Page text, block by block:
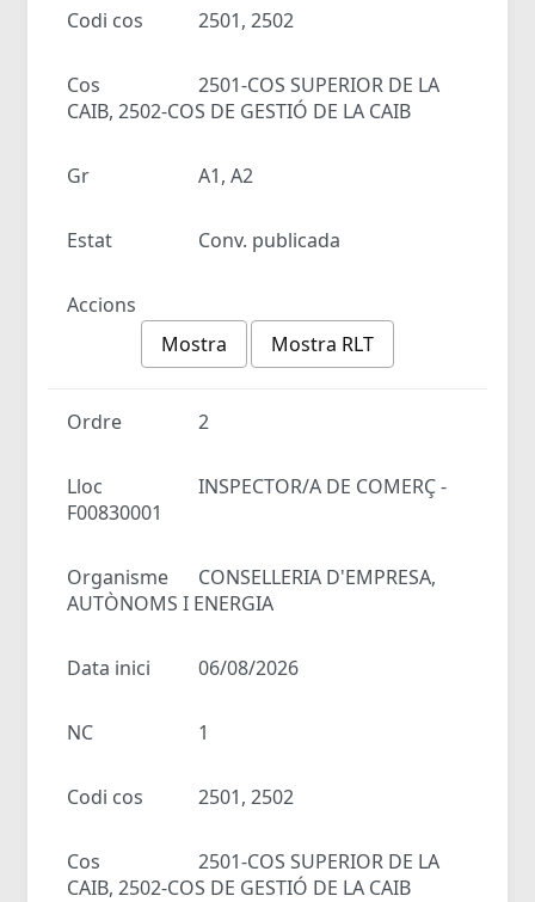
Codi cos 2501, 2502
Cos
2501-COS SUPERIOR DE LA
CAIB, 2502-COS DE GESTIÓ DE LA CAIB
Gr A1, A2
Estat Conv. publicada
Accions
Mostra
Mostra RLT
Ordre 2
Lloc
INSPECTOR/A DE COMERÇ -
F00830001
Organisme
CONSELLERIA D'EMPRESA,
AUTÒNOMS I ENERGIA
Data inici 06/08/2026
NC 1
Codi cos 2501, 2502
Cos
2501-COS SUPERIOR DE LA
CAIB, 2502-COS DE GESTIÓ DE LA CAIB